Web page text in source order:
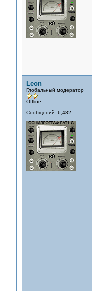
Leon
Глобальный модератор
Offline
Сообщений: 6,482